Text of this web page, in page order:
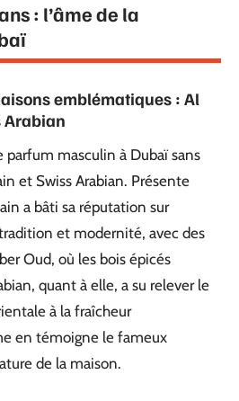
: l’âme de la
emblématiques : Al
Arabian
parfum masculin à Dubaï sans
et Swiss Arabian. Présente
a bâti sa réputation sur
et modernité, avec des
Oud, où les bois épicés
quant à elle, a su relever le
à la fraîcheur
en témoigne le fameux
de la maison.